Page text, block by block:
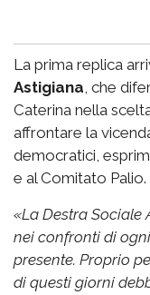
La prima replica
Astigiana, che
Caterina nella
affrontare la
democratici,
e al Comitato Palio.
«La Destra Sociale
nei confronti di
presente. Proprio
di questi giorni